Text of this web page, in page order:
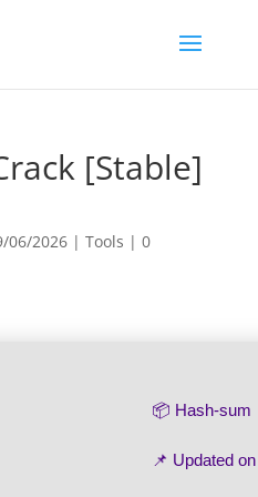
[Stable]
06/2026| Tools | 0
📦 Hash-
📌 Updated